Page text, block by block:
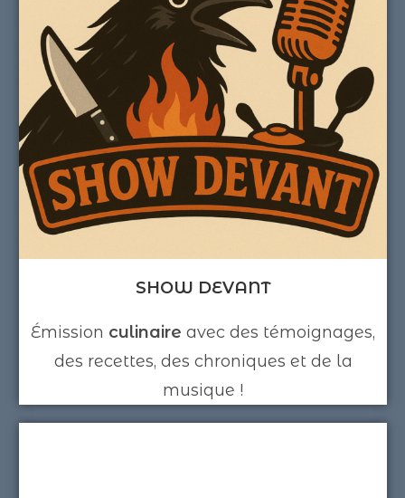
SHOW DEVANT
Émission culinaire avec des témoignages,
des recettes, des chroniques et de la
musique !